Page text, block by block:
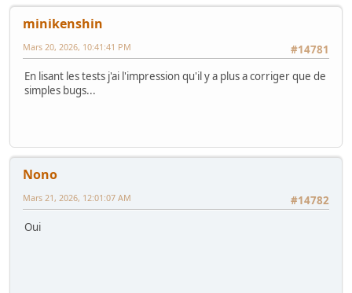
minikenshin
#14781
Mars 20, 2026, 10:41:41 PM
En lisant les tests j'ai l'impression qu'il y a plus a corriger que de
simples bugs...
Nono
#14782
Mars 21, 2026, 12:01:07 AM
Oui